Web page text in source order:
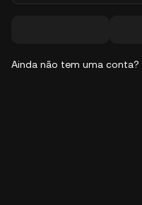
Ainda não tem uma conta?